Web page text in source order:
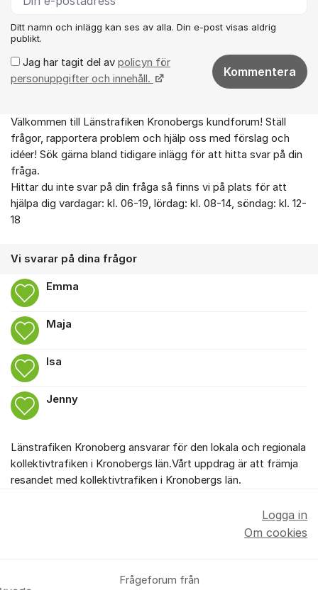
Ditt namn och inlägg kan ses av alla. Din e-post visas aldrig
publikt.
Jag har tagit del av policyn för
personuppgifter och innehåll.
Kommentera
Om forumet
Välkommen till Länstrafiken Kronobergs kundforum! Ställ
frågor, rapportera problem och hjälp oss med förslag och
idéer! Sök gärna bland tidigare inlägg för att hitta svar på din
fråga.
Hittar du inte svar på din fråga så finns vi på plats för att
hjälpa dig vardagar: kl. 06-19, lördag: kl. 08-14, söndag: kl. 12-
18
Vi svarar på dina frågor
Emma
Maja
Isa
Jenny
Länstrafiken Kronoberg ansvarar för den lokala och regionala
kollektivtrafiken i Kronobergs län.Vårt uppdrag är att främja
resandet med kollektivtrafiken i Kronobergs län.
Frågeforum från
Logga in
Om cookies